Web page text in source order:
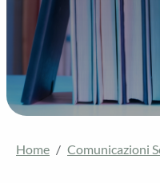
Home Comunicazioni